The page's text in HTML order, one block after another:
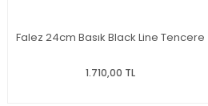
Falez 24cm Basık Black Line Tencere
1.710,00 TL